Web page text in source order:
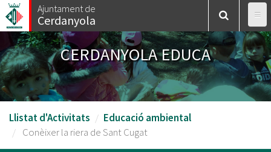
Vés
al
contingut
Ajuntament de
Cerdanyola
CERDANYOLA EDUCA
Llistat d'Activitats
Educació ambiental
Conèixer la riera de Sant Cugat